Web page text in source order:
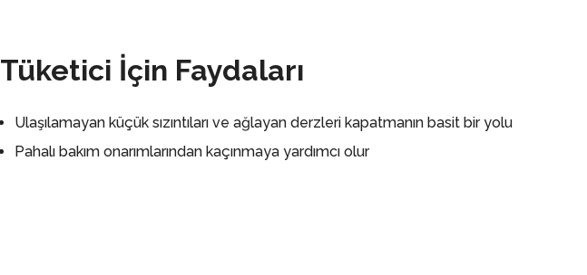
Tüketici İçin Faydaları
Ulaşılamayan küçük sızıntıları ve ağlayan derzleri kapatmanın basit bir yolu
Pahalı bakım onarımlarından kaçınmaya yardımcı olur